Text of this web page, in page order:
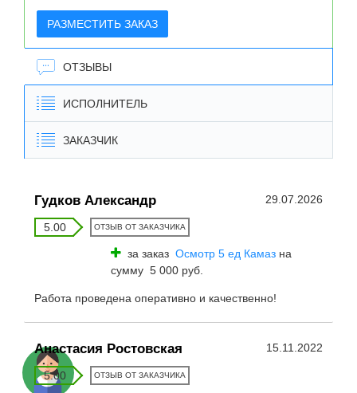
РАЗМЕСТИТЬ ЗАКАЗ
ОТЗЫВЫ
ИСПОЛНИТЕЛЬ
ЗАКАЗЧИК
Гудков Александр 29.07.2026
5.00 ОТЗЫВ ОТ ЗАКАЗЧИКА
за заказ Осмотр 5 ед Камаз на
сумму 5 000 руб.
Работа проведена оперативно и качественно!
Анастасия Ростовская 15.11.2022
5.00 ОТЗЫВ ОТ ЗАКАЗЧИКА